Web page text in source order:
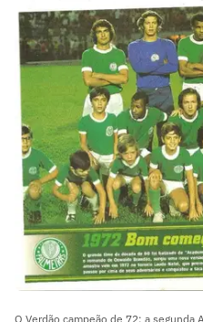
O Verdão campeão de 72: a segunda